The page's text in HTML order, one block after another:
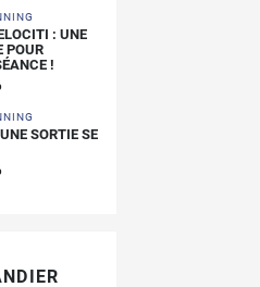
: UNE
POUR
!
SORTIE SE